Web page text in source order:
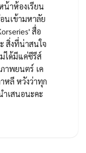
น้าห้องเรียน
นเข้ามหาลัย
สื่อ
สิ่งที่น่าสนใจ
ม่ได้มีแค่ซีรีส์
าพยนตร์ เค
หลี หวังว่าทุก
เสนอนะคะ